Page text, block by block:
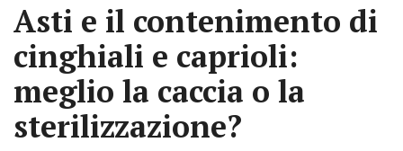
Asti e il contenimento di
cinghiali e caprioli:
meglio la caccia o la
sterilizzazione?